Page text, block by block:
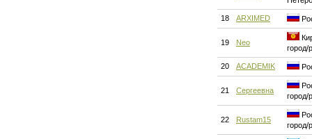
18 ARXIMED
19 Neo
город/
20 ACADEMIK
21 Сергеевна
город/
22 Rustam15
город/